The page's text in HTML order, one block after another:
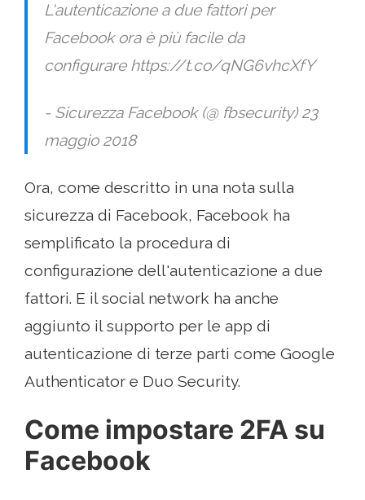
L'autenticazione a due fattori per
Facebook ora è più facile da
configurare https://t.co/qNG6vhcXfY
- Sicurezza Facebook (@ fbsecurity) 23
maggio 2018
Ora, come descritto in una nota sulla
sicurezza di Facebook, Facebook ha
semplificato la procedura di
configurazione dell'autenticazione a due
fattori. E il social network ha anche
aggiunto il supporto per le app di
autenticazione di terze parti come Google
Authenticator e Duo Security.
Come impostare 2FA su
Facebook